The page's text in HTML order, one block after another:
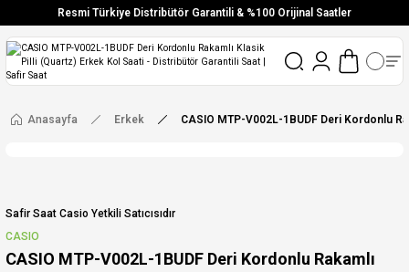
Resmi Türkiye Distribütör Garantili & %100 Orijinal Saatler
Vade Farksız 6 Taksit
Aynı Gün Stoktan Gönderim
Ücretsiz Kargo
Anasayfa Erkek CASIO MTP-V002L-1BUDF Deri Kordonlu
Safir Saat Casio Yetkili Satıcısıdır
CASIO
CASIO MTP-V002L-1BUDF Deri Kordonlu Rakamlı